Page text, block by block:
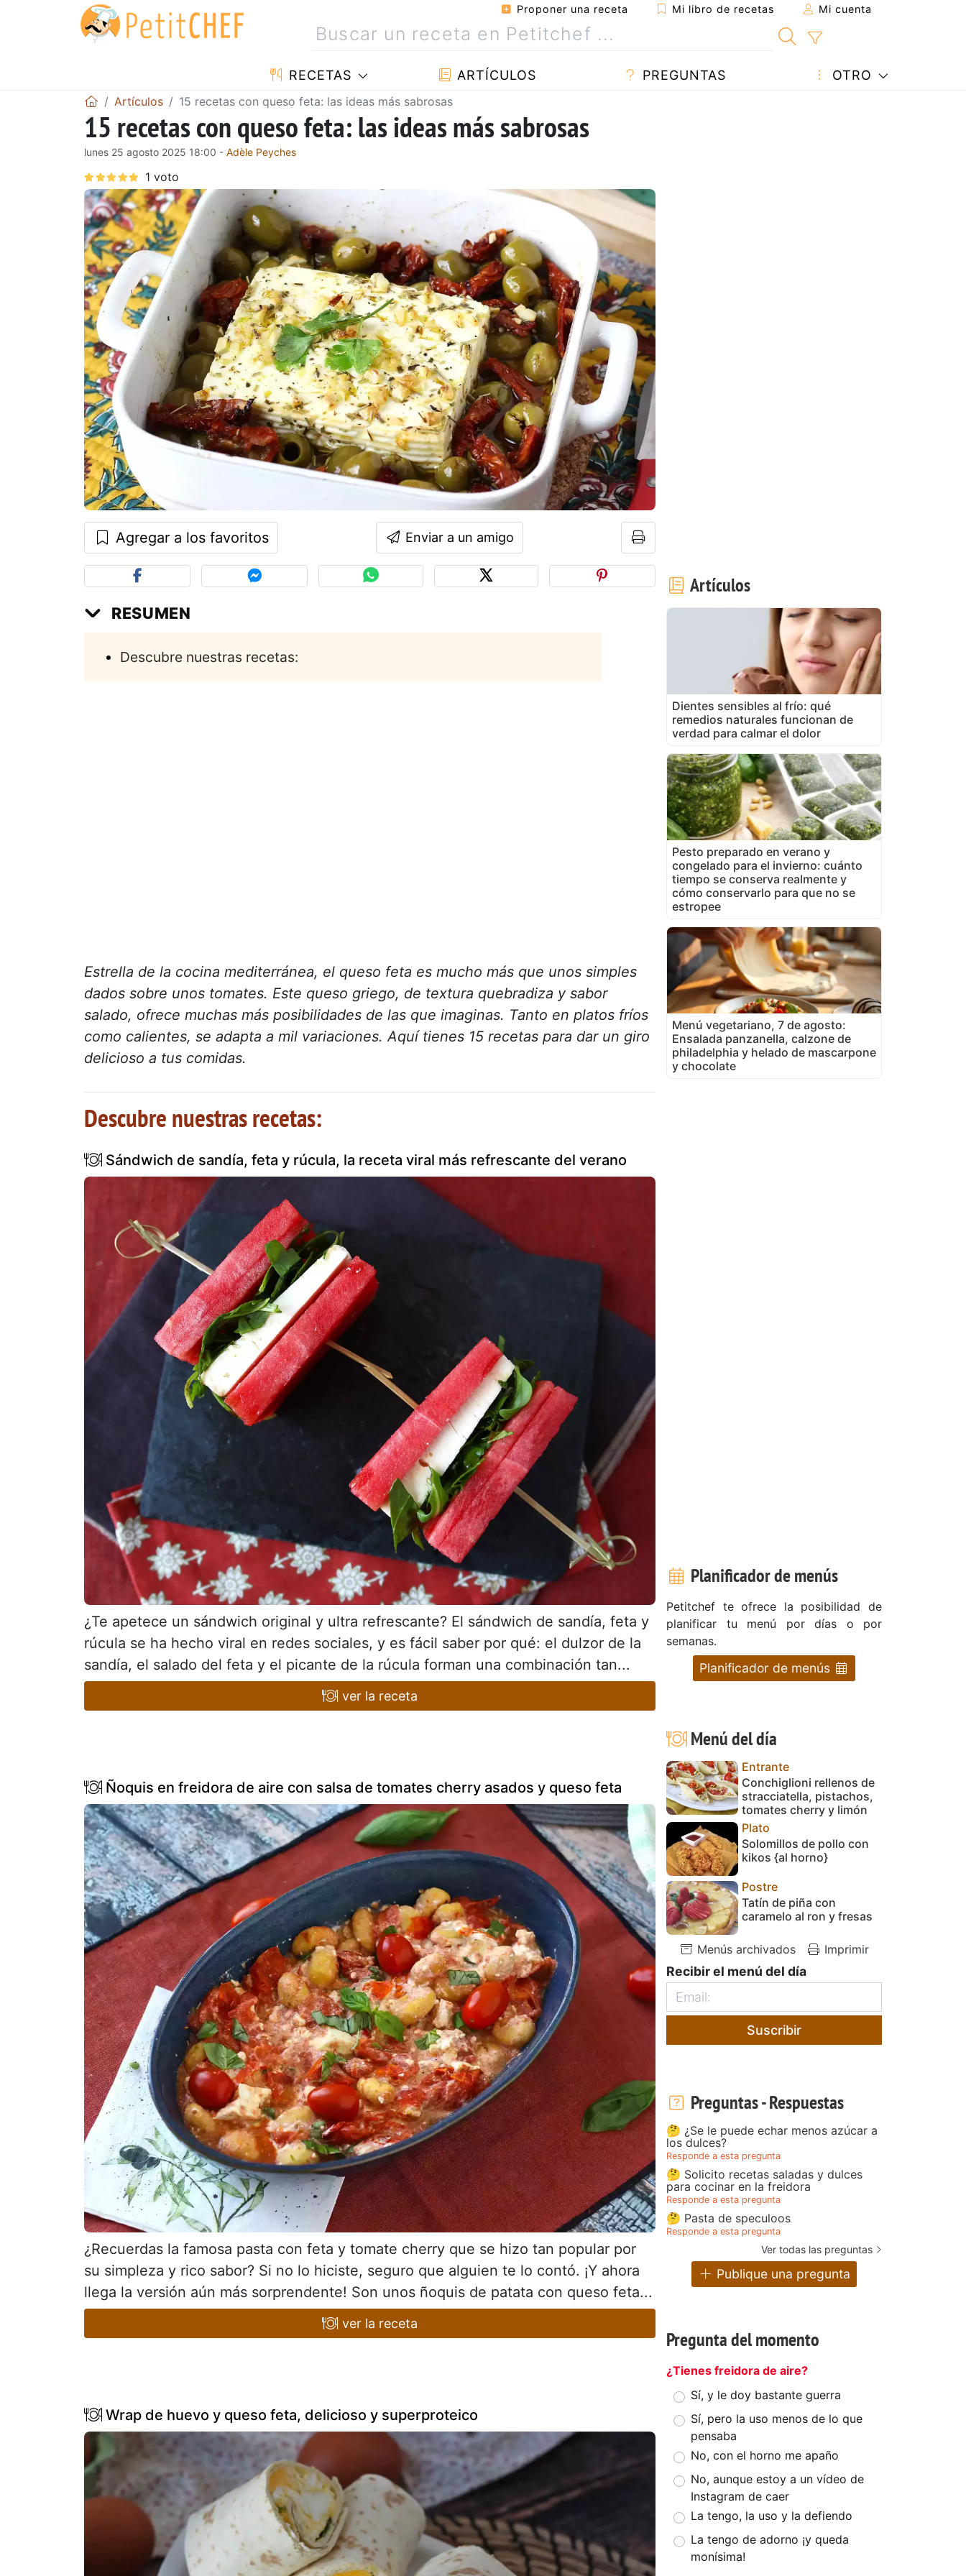
Proponer una receta Mi libro de recetas Mi cuenta
RECETAS ARTÍCULOS PREGUNTAS OTRO
Artículos 15 recetas con queso feta: las ideas más sabrosas
15 recetas con queso feta: las ideas más sabrosas
lunes 25 agosto 2025 18:00 - Adèle Peyches
Agregar a los favoritos Enviar a un amigo
RESUMEN
Descubre nuestras recetas:
Estrella de la cocina mediterránea, el queso feta es mucho más que unos simples
dados sobre unos tomates. Este queso griego, de textura quebradiza y sabor
salado, ofrece muchas más posibilidades de las que imaginas. Tanto en platos fríos
como calientes, se adapta a mil variaciones. Aquí tienes 15 recetas para dar un giro
delicioso a tus comidas.
Descubre nuestras recetas:
Sándwich de sandía, feta y rúcula, la receta viral más refrescante del verano
¿Te apetece un sándwich original y ultra refrescante? El sándwich de sandía, feta y
rúcula se ha hecho viral en redes sociales, y es fácil saber por qué: el dulzor de la
sandía, el salado del feta y el picante de la rúcula forman una combinación tan...
ver la receta
Ñoquis en freidora de aire con salsa de tomates cherry asados y queso feta
¿Recuerdas la famosa pasta con feta y tomate cherry que se hizo tan popular por
su simpleza y rico sabor? Si no lo hiciste, seguro que alguien te lo contó. ¡Y ahora
llega la versión aún más sorprendente! Son unos ñoquis de patata con queso feta...
ver la receta
Wrap de huevo y queso feta, delicioso y superproteico
Artículos
Dientes sensibles al frío: qué
remedios naturales funcionan de
verdad para calmar el dolor
Pesto preparado en verano y
congelado para el invierno: cuánto
tiempo se conserva realmente y
cómo conservarlo para que no se
estropee
Menú vegetariano, 7 de agosto:
Ensalada panzanella, calzone de
philadelphia y helado de mascarpone
y chocolate
Planificador de menús
Petitchef te ofrece la posibilidad de
planificar tu menú por días o por
semanas.
Planificador de menús
Menú del día
Entrante
Conchiglioni rellenos de
stracciatella, pistachos,
tomates cherry y limón
Plato
Solomillos de pollo con
kikos {al horno}
Postre
Tatín de piña con
caramelo al ron y fresas
Menús archivados Imprimir
Recibir el menú del día
Suscribir
Preguntas - Respuestas
🤔 ¿Se le puede echar menos azúcar a
los dulces?
Responde a esta pregunta
🤔 Solicito recetas saladas y dulces
para cocinar en la freidora
Responde a esta pregunta
🤔 Pasta de speculoos
Responde a esta pregunta
Ver todas las preguntas
Publique una pregunta
Pregunta del momento
¿Tienes freidora de aire?
Sí, y le doy bastante guerra
Sí, pero la uso menos de lo que
pensaba
No, con el horno me apaño
No, aunque estoy a un vídeo de
Instagram de caer
La tengo, la uso y la defiendo
La tengo de adorno ¡y queda
monísima!